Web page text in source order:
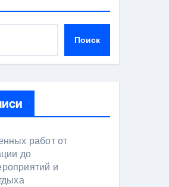
Поиск
работ от
до
и